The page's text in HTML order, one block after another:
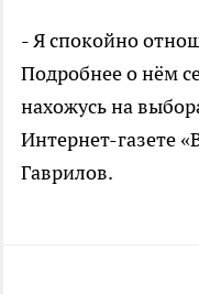
- Я спокойно
Подробнее о нём
нахожусь на
Интернет-газете
Гаврилов.